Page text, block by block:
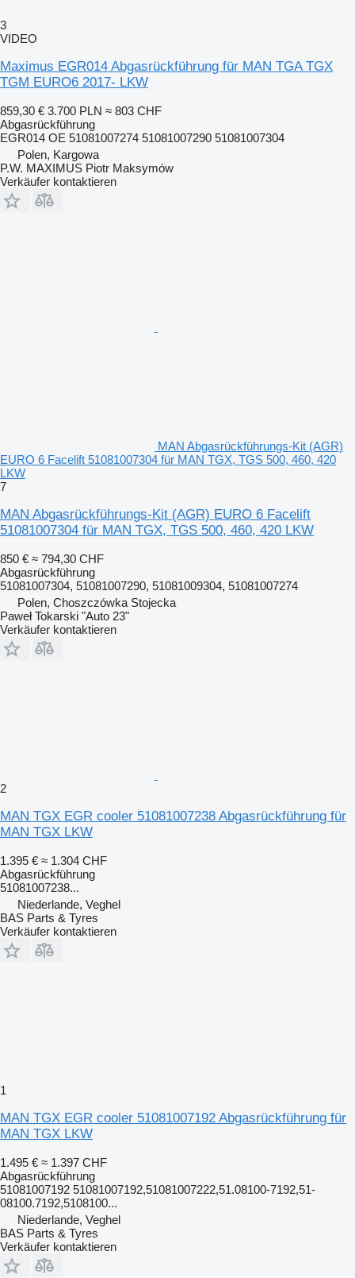
3
VIDEO
Maximus EGR014 Abgasrückführung für MAN TGA TGX
TGM EURO6 2017- LKW
859,30 € 3.700 PLN ≈ 803 CHF
Abgasrückführung
EGR014 OE 51081007274 51081007290 51081007304
Polen, Kargowa
P.W. MAXIMUS Piotr Maksymów
Verkäufer kontaktieren
MAN Abgasrückführungs-Kit (AGR)
EURO 6 Facelift 51081007304 für MAN TGX, TGS 500, 460, 420
LKW
7
MAN Abgasrückführungs-Kit (AGR) EURO 6 Facelift
51081007304 für MAN TGX, TGS 500, 460, 420 LKW
850 € ≈ 794,30 CHF
Abgasrückführung
51081007304, 51081007290, 51081009304, 51081007274
Polen, Choszczówka Stojecka
Paweł Tokarski "Auto 23"
Verkäufer kontaktieren
2
MAN TGX EGR cooler 51081007238 Abgasrückführung für
MAN TGX LKW
1.395 € ≈ 1.304 CHF
Abgasrückführung
51081007238...
Niederlande, Veghel
BAS Parts & Tyres
Verkäufer kontaktieren
1
MAN TGX EGR cooler 51081007192 Abgasrückführung für
MAN TGX LKW
1.495 € ≈ 1.397 CHF
Abgasrückführung
51081007192 51081007192,51081007222,51.08100-7192,51-
08100.7192,5108100...
Niederlande, Veghel
BAS Parts & Tyres
Verkäufer kontaktieren